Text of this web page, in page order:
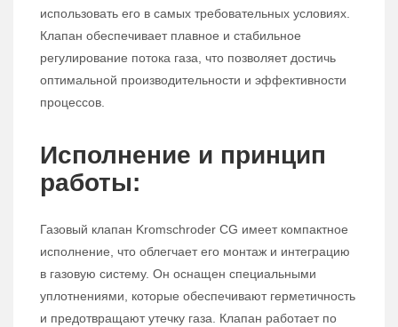
использовать его в самых требовательных условиях.
Клапан обеспечивает плавное и стабильное
регулирование потока газа, что позволяет достичь
оптимальной производительности и эффективности
процессов.
Исполнение и принцип
работы:
Газовый клапан Kromschroder CG имеет компактное
исполнение, что облегчает его монтаж и интеграцию
в газовую систему. Он оснащен специальными
уплотнениями, которые обеспечивают герметичность
и предотвращают утечку газа. Клапан работает по